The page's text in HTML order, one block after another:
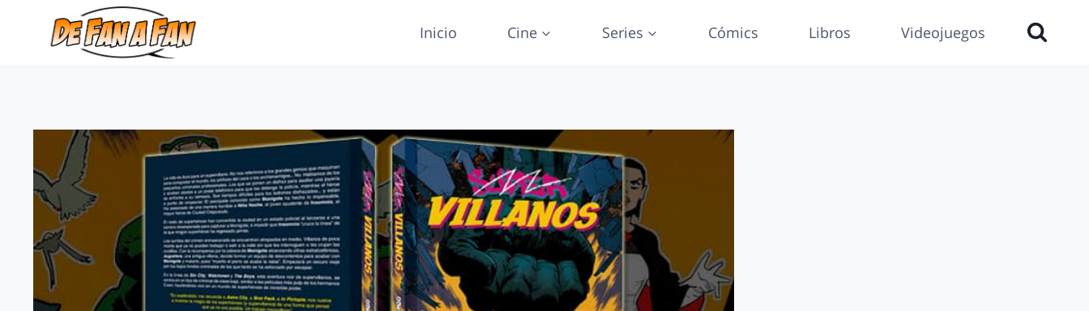
Inicio Cine Series Cómics Libros Videojuegos